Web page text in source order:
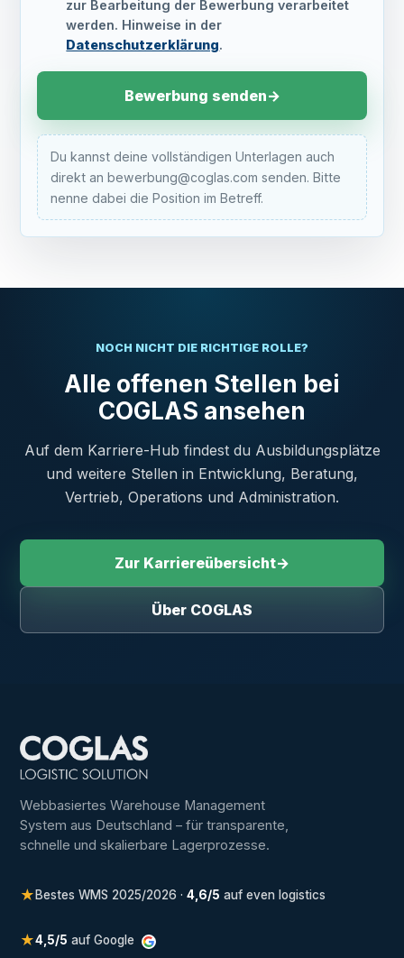
zur Bearbeitung der Bewerbung verarbeitet
werden. Hinweise in der
Datenschutzerklärung.
Bewerbung senden→
Du kannst deine vollständigen Unterlagen auch
direkt an bewerbung@coglas.com senden. Bitte
nenne dabei die Position im Betreff.
NOCH NICHT DIE RICHTIGE ROLLE?
Alle offenen Stellen bei
COGLAS ansehen
Auf dem Karriere-Hub findest du Ausbildungsplätze
und weitere Stellen in Entwicklung, Beratung,
Vertrieb, Operations und Administration.
Zur Karriereübersicht→
Über COGLAS
Webbasiertes Warehouse Management
System aus Deutschland – für transparente,
schnelle und skalierbare Lagerprozesse.
★Bestes WMS 2025/2026 ·4,6/5 auf even logistics
★4,5/5 auf Google